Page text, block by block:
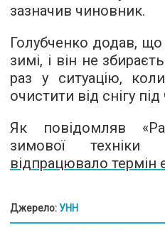
зазначив чиновник.
Голубченко додав, що
зимі, і він не
раз у ситуацію,
очистити від снігу
Як повідомляв
зимової техніки
відпрацювало термін
Джерело: УНН